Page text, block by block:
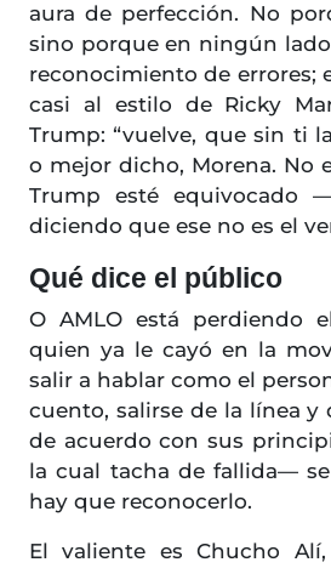
aura de perfección. No
sino porque en ningún
reconocimiento de errores;
casi al estilo de Ricky
Trump: “vuelve, que sin ti
o mejor dicho, Morena. No
Trump esté equivocado
diciendo que ese no es el
Qué dice el público
O AMLO está perdiendo
quien ya le cayó en la
salir a hablar como el
cuento, salirse de la línea y
de acuerdo con sus
la cual tacha de fallida—
hay que reconocerlo.
El valiente es Chucho